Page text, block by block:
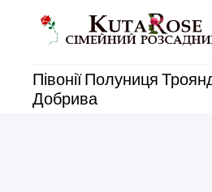
ПівоніїПолуниця
Добрива